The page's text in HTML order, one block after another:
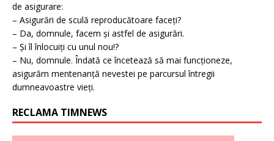
de asigurare:
– Asigurări de sculă reproducătoare faceți?
– Da, domnule, facem și astfel de asigurări.
– Și îl înlocuiți cu unul nou!?
– Nu, domnule. Îndată ce încetează să mai funcționeze,
asigurăm mentenanță nevestei pe parcursul întregii
dumneavoastre vieți.
RECLAMA TIMNEWS